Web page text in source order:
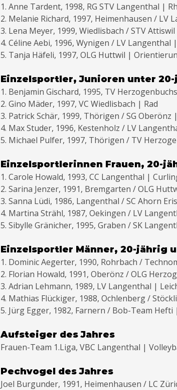
1. Anne Tardent, 1998, RG STV Langenthal |
2. Melanie Richard, 1997, Heimenhausen / LV
3. Lena Meyer, 1999, Wiedlisbach / STV
4. Céline Aebi, 1996, Wynigen / LV Langenthal
5. Tanja Häfeli, 1997, OLG Huttwil |
Einzelsportler, Junioren unter
1. Benjamin Gischard, 1995, TV
2. Gino Mäder, 1997, VC Wiedlisbach | Rad
3. Patrick Schär, 1999, Thörigen / SG Oberönz
4. Max Studer, 1996, Kestenholz / LV
5. Michael Pulfer, 1997, Thörigen / TV
Einzelsportlerinnen Frauen, 20-
1. Carole Howald, 1993, CC Langenthal |
2. Sarina Jenzer, 1991, Bremgarten / OLG
3. Sanna Lüdi, 1986, Langenthal / SC Ahorn
4. Martina Strähl, 1987, Oekingen / LV
5. Sibylle Gränicher, 1995, Graben / SK
Einzelsportler Männer, 20-jährig
1. Dominic Aegerter, 1990, Rohrbach /
2. Florian Howald, 1991, Oberönz / OLG
3. Adrian Lehmann, 1989, LV Langenthal |
4. Mathias Flückiger, 1988, Ochlenberg /
5. Jürg Egger, 1982, Farnern / Bob-Team Hefti
Aufsteiger des Jahres
Frauen-Team 1.Liga, VBC Langenthal |
Pechvogel des Jahres
Joel Burgunder, 1991, Heimenhausen / LC